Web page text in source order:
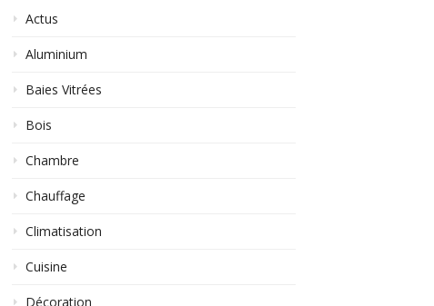
Actus
Aluminium
Baies Vitrées
Bois
Chambre
Chauffage
Climatisation
Cuisine
Décoration